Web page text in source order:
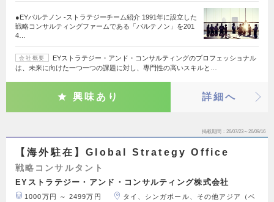
●EYパルテノン ‐ストラテジーチーム紹介 1991年に設立した
戦略コンサルティングファームである「パルテノン」を201
4…
会社概要
EYストラテジー・アンド・コンサルティングのプロフェッショナル
は、未来に向けた一つ一つの課題に対し、専門性の高いスキルと…
興味あり 詳細へ
掲載期間 26/07/23～26/09/16
【海外駐在】Global Strategy Office
戦略コンサルタント
EYストラテジー・アンド・コンサルティング株式会社
1000万円 ～ 2499万円
タイ、シンガポール、その他アジア（ベ